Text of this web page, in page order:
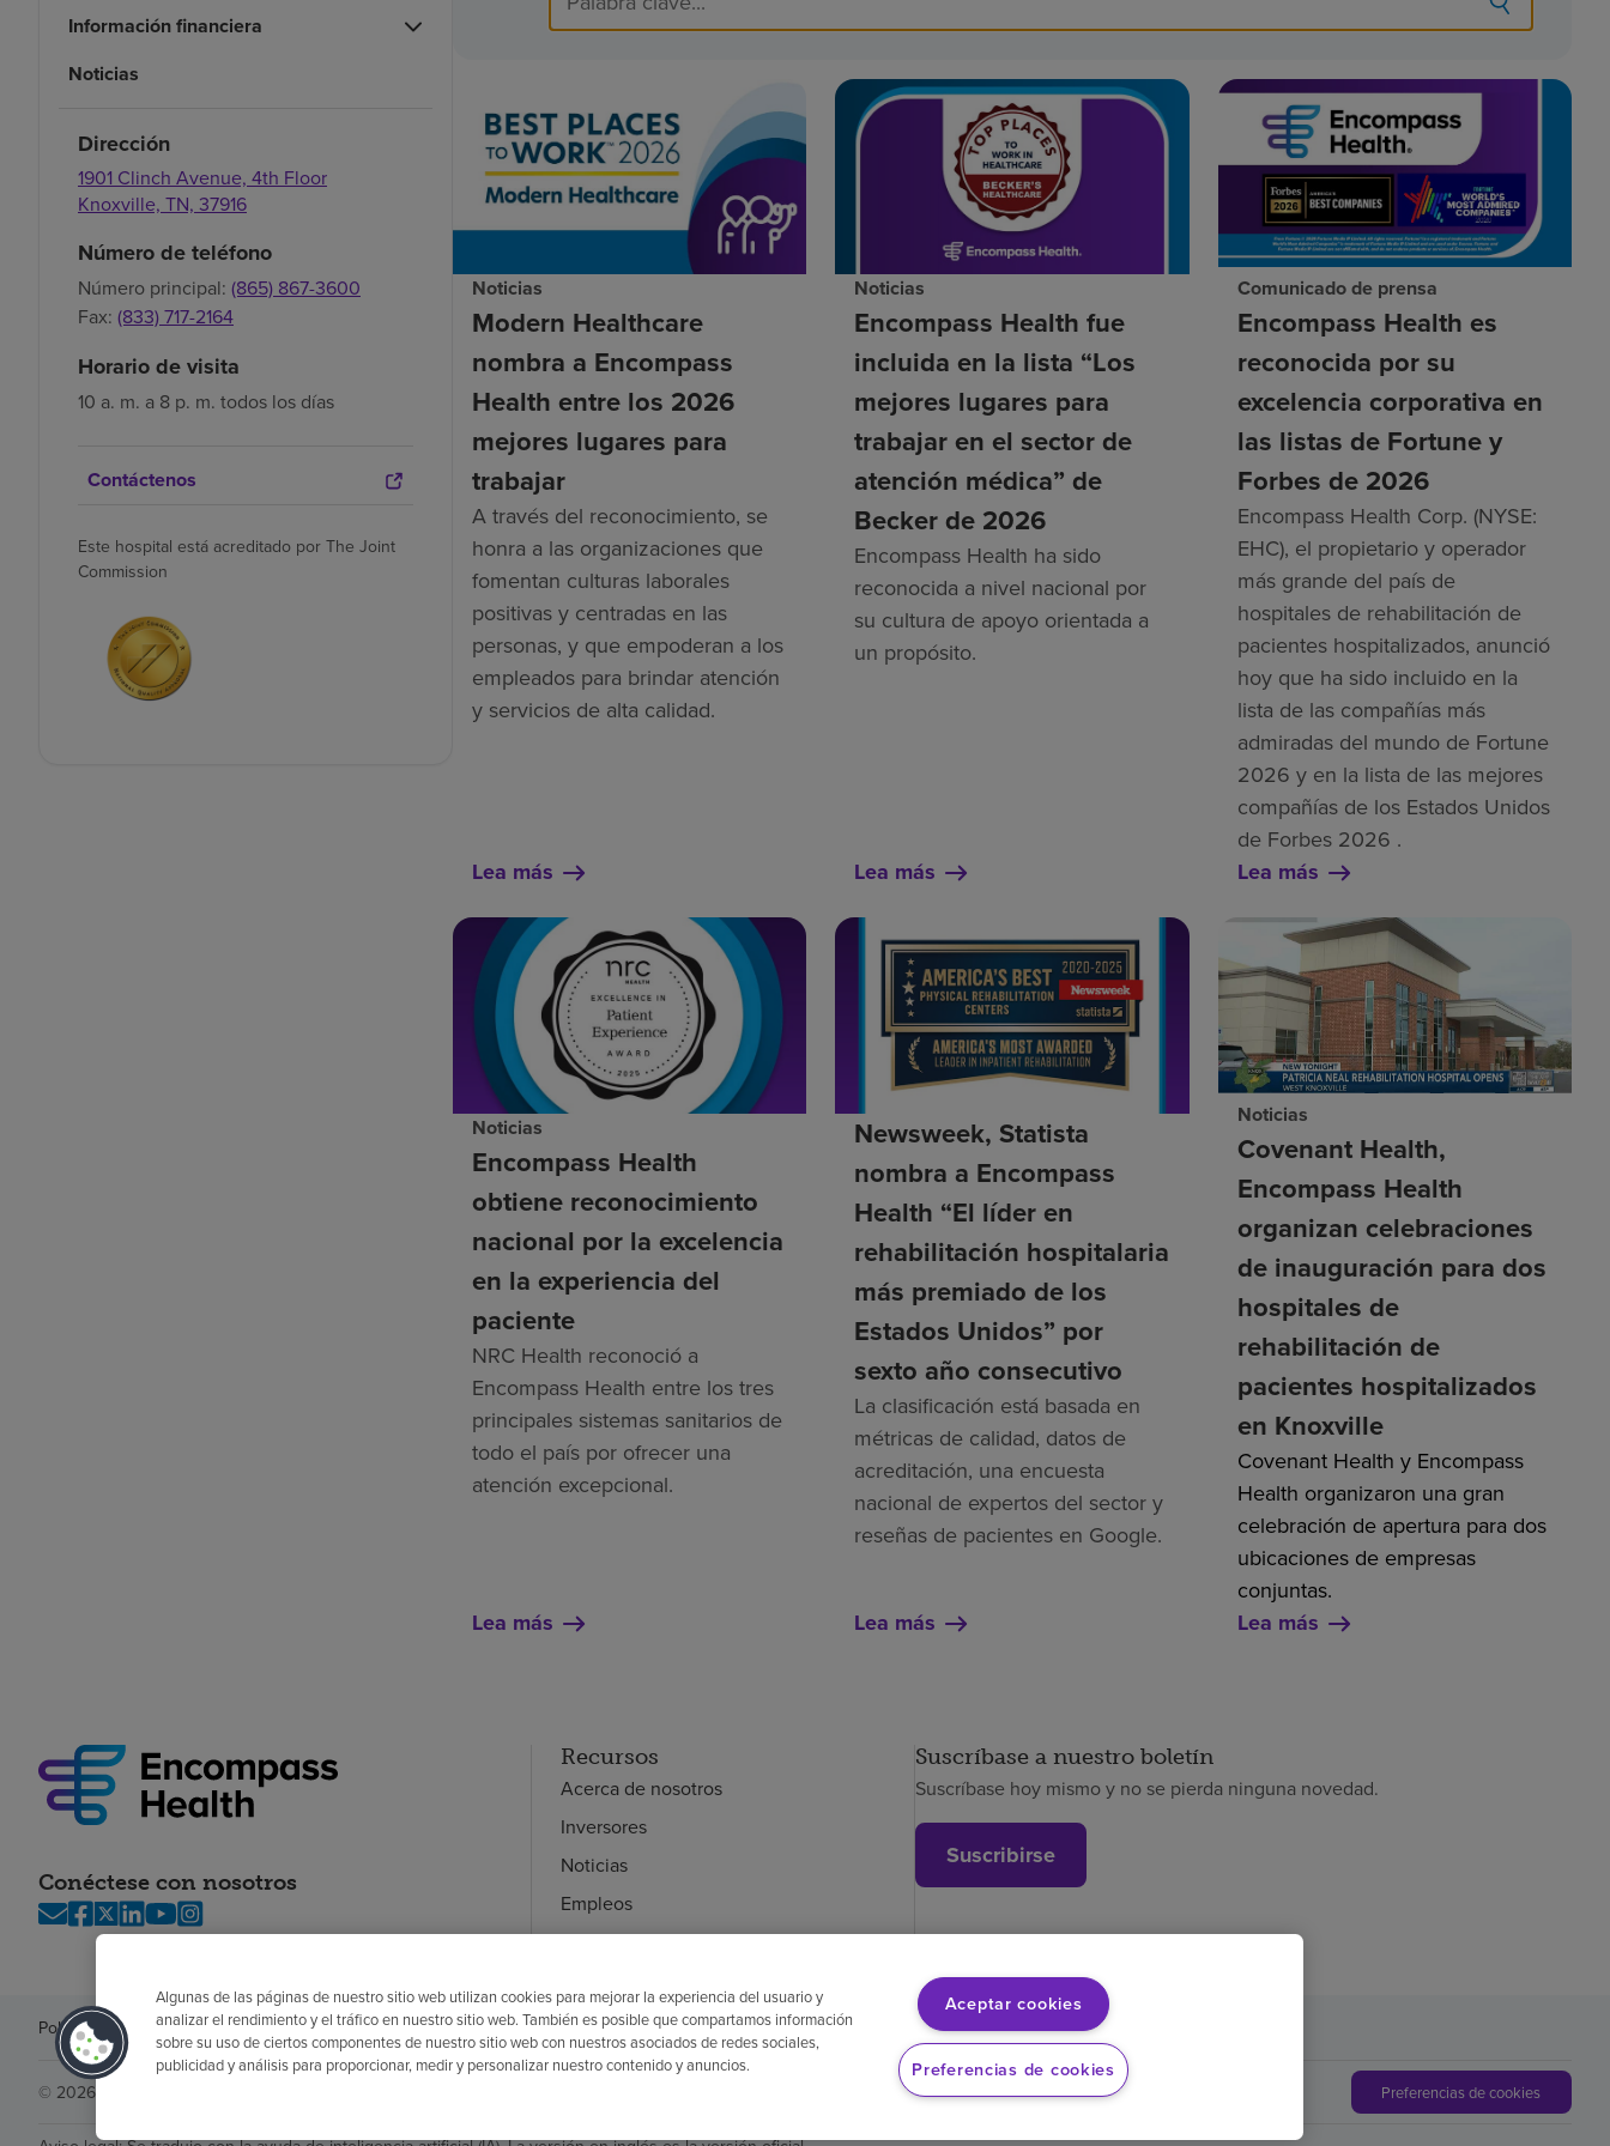
Información financiera
Noticias
Dirección
1901 Clinch Avenue, 4th Floor
Knoxville, TN, 37916
Número de teléfono
Número principal: (865) 867-3600
Fax: (833) 717-2164
Horario de visita
10 a. m. a 8 p. m. todos los días
Contáctenos
Este hospital está acreditado por The Joint
Commission
Noticias
Modern Healthcare
nombra a Encompass
Health entre los 2026
mejores lugares para
trabajar
A través del reconocimiento, se
honra a las organizaciones que
fomentan culturas laborales
positivas y centradas en las
personas, y que empoderan a los
empleados para brindar atención
y servicios de alta calidad.
Lea más
Noticias
Encompass Health fue
incluida en la lista “Los
mejores lugares para
trabajar en el sector de
atención médica” de
Becker de 2026
Encompass Health ha sido
reconocida a nivel nacional por
su cultura de apoyo orientada a
un propósito.
Lea más
Comunicado de prensa
Encompass Health es
reconocida por su
excelencia corporativa en
las listas de Fortune y
Forbes de 2026
Encompass Health Corp. (NYSE:
EHC), el propietario y operador
más grande del país de
hospitales de rehabilitación de
pacientes hospitalizados, anunció
hoy que ha sido incluido en la
lista de las compañías más
admiradas del mundo de Fortune
2026 y en la lista de las mejores
compañías de los Estados Unidos
de Forbes 2026 .
Lea más
Noticias
Encompass Health
obtiene reconocimiento
nacional por la excelencia
en la experiencia del
paciente
NRC Health reconoció a
Encompass Health entre los tres
principales sistemas sanitarios de
todo el país por ofrecer una
atención excepcional.
Lea más
Newsweek, Statista
nombra a Encompass
Health “El líder en
rehabilitación hospitalaria
más premiado de los
Estados Unidos” por
sexto año consecutivo
La clasificación está basada en
métricas de calidad, datos de
acreditación, una encuesta
nacional de expertos del sector y
reseñas de pacientes en Google.
Lea más
Noticias
Covenant Health,
Encompass Health
organizan celebraciones
de inauguración para dos
hospitales de
rehabilitación de
pacientes hospitalizados
en Knoxville
Covenant Health y Encompass
Health organizaron una gran
celebración de apertura para dos
ubicaciones de empresas
conjuntas.
Lea más
Conéctese con nosotros
Recursos
Acerca de nosotros
Inversores
Noticias
Empleos
Empleados
Suscríbase a nuestro boletín
Suscríbase hoy mismo y no se pierda ninguna novedad.
Suscribirse
Política de privacidadLegalSin sorpresas AccesibilidadSi no habla inglésAviso de no discriminaciónCumplimiento de los proveedoresTransparencia de precios
© 2026 Encompass Health Corporation Preferencias de cookies
Algunas de las páginas de nuestro sitio web utilizan cookies para mejorar la experiencia del usuario y
analizar el rendimiento y el tráfico en nuestro sitio web. También es posible que compartamos información
sobre su uso de ciertos componentes de nuestro sitio web con nuestros asociados de redes sociales,
publicidad y análisis para proporcionar, medir y personalizar nuestro contenido y anuncios.
Aceptar cookies
Preferencias de cookies